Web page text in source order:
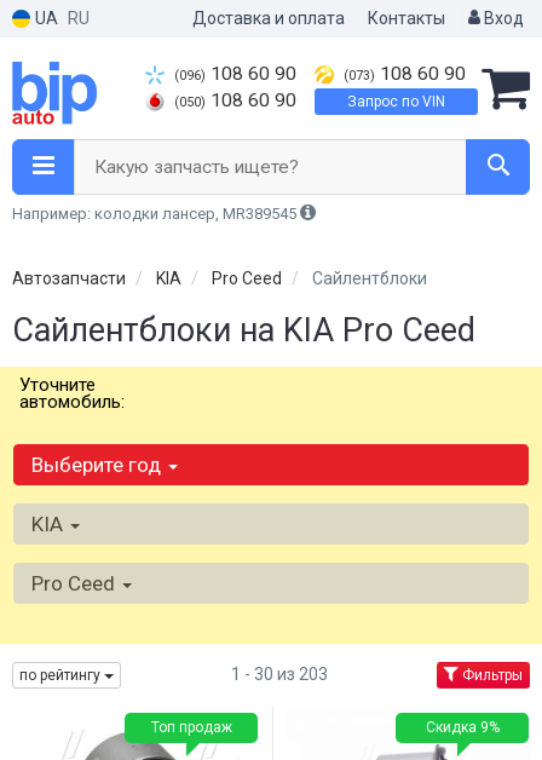
UA RU Доставка и оплата Контакты Вход
(096) 108 60 90
(050) 108 60 90
(073) 108 60 90
Запрос по VIN
Какую запчасть ищете?
Например: колодки лансер, MR389545
Автозапчасти KIA Pro Ceed Сайлентблоки
Сайлентблоки на KIA Pro Ceed
Уточните
автомобиль:
Выберите год
KIA
Pro Ceed
по рейтингу 1 - 30 из 203 Фильтры
Топ продаж Скидка 9%